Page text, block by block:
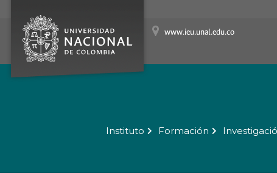
www.ieu.unal.edu.co
Instituto Formación